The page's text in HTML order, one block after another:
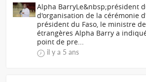
Alpha BarryLe&nbsp;président
d'organisation de la cérémonie
président du Faso, le ministre
étrangères Alpha Barry a
point de pre...
il y a 5 ans